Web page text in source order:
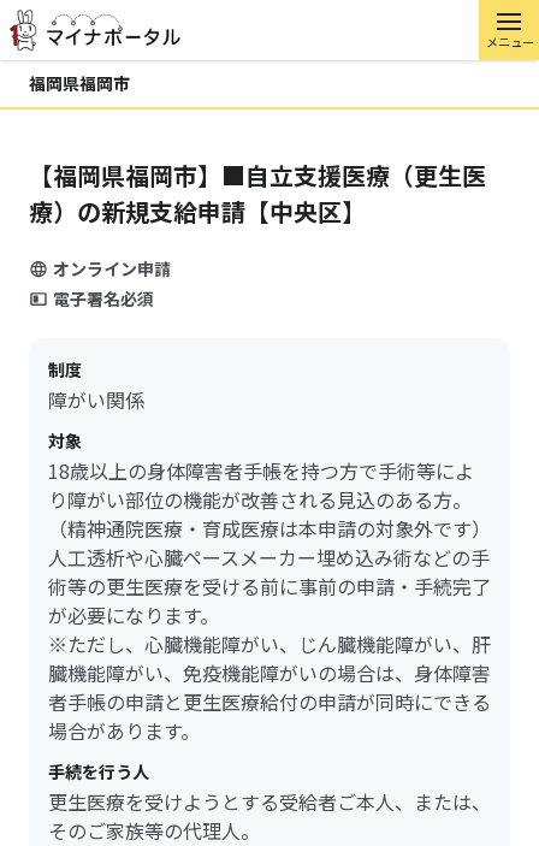
メニュー
福岡県福岡市
【福岡県福岡市】■自立支援医療（更生医
療）の新規支給申請【中央区】
オンライン申請
電子署名必須
制度
障がい関係
対象
18歳以上の身体障害者手帳を持つ方で手術等によ
り障がい部位の機能が改善される見込のある方。
（精神通院医療・育成医療は本申請の対象外です）
人工透析や心臓ペースメーカー埋め込み術などの手
術等の更生医療を受ける前に事前の申請・手続完了
が必要になります。
※ただし、心臓機能障がい、じん臓機能障がい、肝
臓機能障がい、免疫機能障がいの場合は、身体障害
者手帳の申請と更生医療給付の申請が同時にできる
場合があります。
手続を行う人
更生医療を受けようとする受給者ご本人、または、
そのご家族等の代理人。